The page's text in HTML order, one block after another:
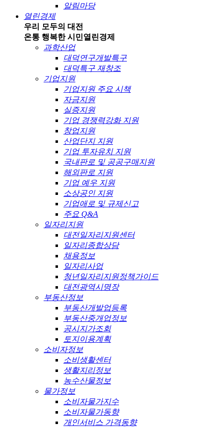
알림마당
열린경제
우리 모두의 대전
온통 행복한 시민열린경제
과학산업
대덕연구개발특구
대덕특구 재창조
기업지원
기업지원 주요 시책
자금지원
실증지원
기업 경쟁력강화 지원
창업지원
산업단지 지원
기업 투자유치 지원
국내판로 및 공공구매지원
해외판로 지원
기업 예우 지원
소상공인 지원
기업애로 및 규제신고
주요 Q&A
일자리지원
대전일자리지원센터
일자리종합상담
채용정보
일자리사업
청년일자리지원정책가이드
대전광역시명장
부동산정보
부동산개발업등록
부동산중개업정보
공시지가조회
토지이용계획
소비자정보
소비생활센터
생활지리정보
농수산물정보
물가정보
소비자물가지수
소비자물가동향
개인서비스 가격동향